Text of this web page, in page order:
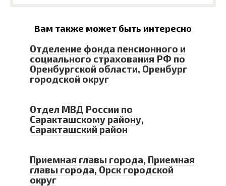
Вам также может быть интересно
Отделение фонда пенсионного и
социального страхования РФ по
Оренбургской области, Оренбург
городской округ
Отдел МВД России по
Саракташскому району,
Саракташский район
Приемная главы города, Приемная
главы города, Орск городской
округ